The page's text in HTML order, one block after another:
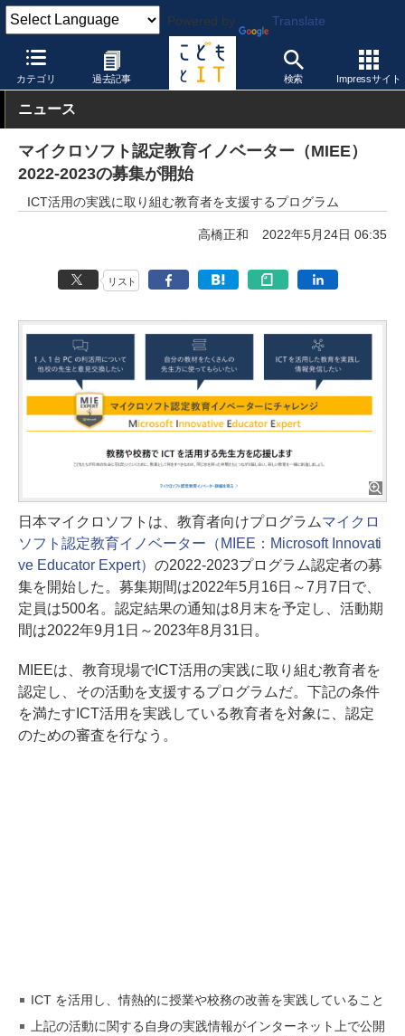
Powered by Translate
カテゴリ 過去記事 検索 Impressサイト
こどもとIT 教育情報・データ
ニュース
マイクロソフト認定教育イノベーター（MIEE）
2022-2023の募集が開始
ICT活用の実践に取り組む教育者を支援するプログラム
高橋正和 2022年5月24日 06:35
リスト
日本マイクロソフトは、教育者向けプログラムマイクロ
ソフト認定教育イノベーター（MIEE：Microsoft Innovati
ve Educator Expert） の2022-2023プログラム認定者の募
集を開始した。募集期間は2022年5月16日～7月7日で、
定員は500名。認定結果の通知は8月末を予定し、活動期
間は2022年9月1日～2023年8月31日。
MIEEは、教育現場でICT活用の実践に取り組む教育者を
認定し、その活動を支援するプログラムだ。下記の条件
を満たすICT活用を実践している教育者を対象に、認定
のための審査を行なう。
ICT を活用し、情熱的に授業や校務の改善を実践していること
上記の活動に関する自身の実践情報がインターネット上で公開